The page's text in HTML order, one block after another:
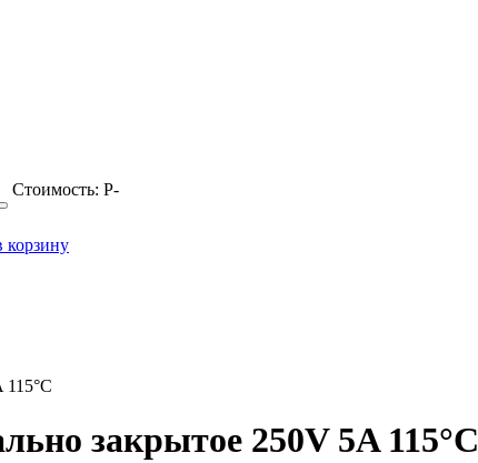
Стоимость: Р-
корзину
115°С
закрытое 250V 5A 115°С